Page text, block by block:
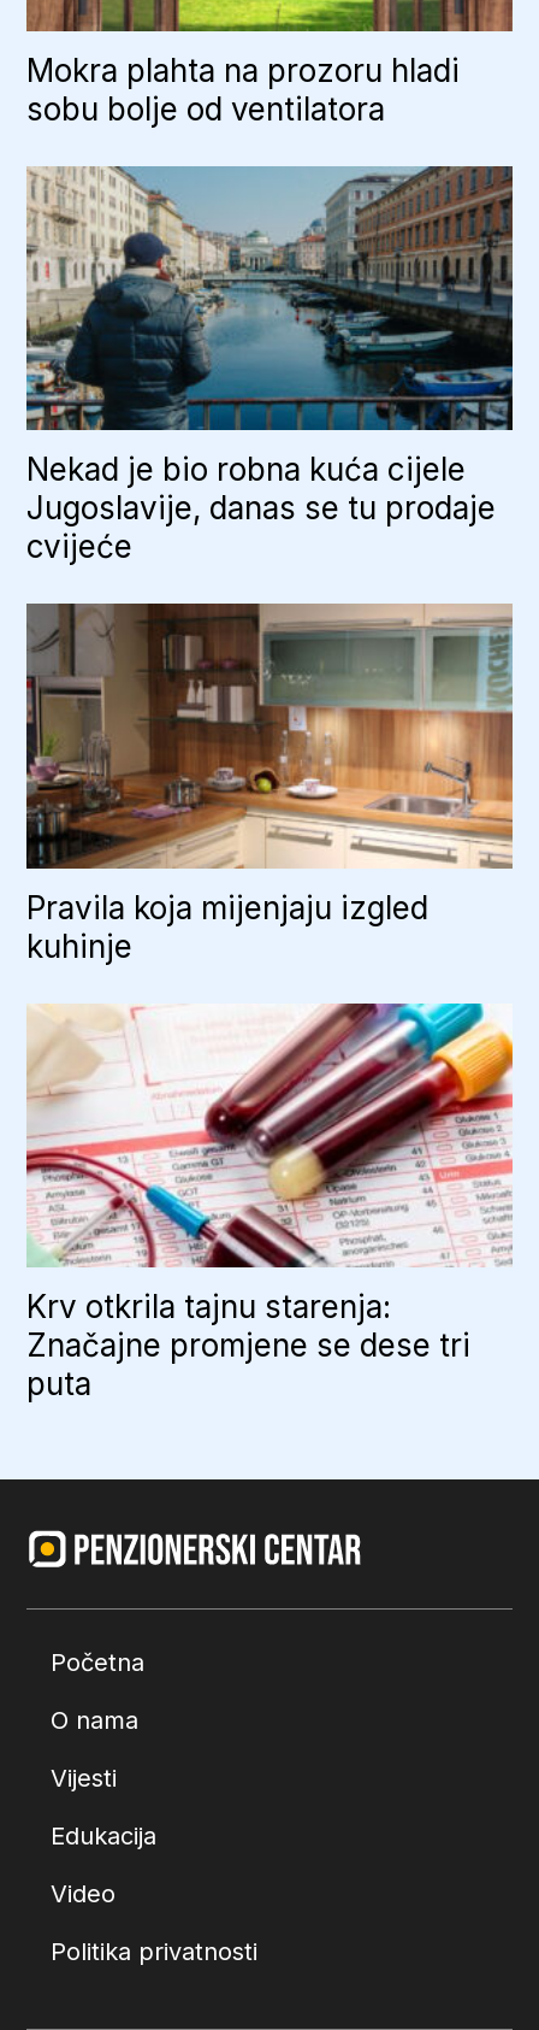
Mokra plahta na prozoru hladi
sobu bolje od ventilatora
Nekad je bio robna kuća cijele
Jugoslavije, danas se tu prodaje
cvijeće
Pravila koja mijenjaju izgled
kuhinje
Krv otkrila tajnu starenja:
Značajne promjene se dese tri
puta
Početna
O nama
Vijesti
Edukacija
Video
Politika privatnosti